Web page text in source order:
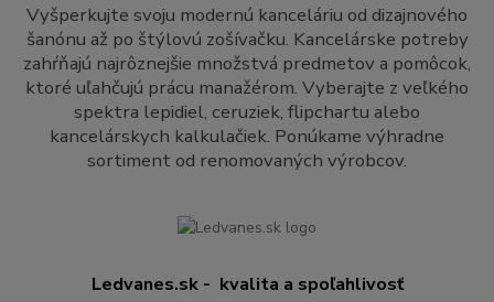
Vyšperkujte svoju modernú kanceláriu od dizajnového
šanónu až po štýlovú zošívačku. Kancelárske potreby
zahŕňajú najrôznejšie množstvá predmetov a pomôcok,
ktoré uľahčujú prácu manažérom. Vyberajte z veľkého
spektra lepidiel, ceruziek, flipchartu alebo
kancelárskych kalkulačiek. Ponúkame výhradne
sortiment od renomovaných výrobcov.
Ledvanes.sk - kvalita a spoľahlivosť